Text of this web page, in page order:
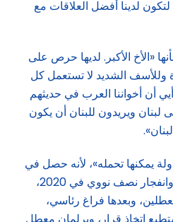
لدينا أفضل العلاقات مع
«الأخ الأكبر. لديها حرص على
وللأسف الشديد لا تستعمل كل
أن أخواننا العرب في حديثهم
ويريدون للبنان أن يكون
يمكنها تحمله»، لأنه حصل في
لبنان انهيار مالي عام 2019، وانفجار نصف نووي في 2020،
وبعدها فراغ رئاسي،